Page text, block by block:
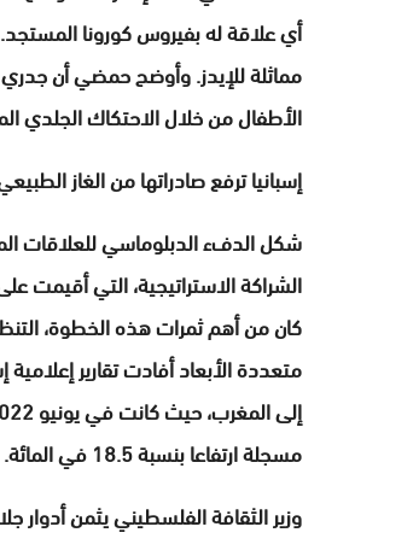
أي علاقة له بفيروس كورونا
مماثلة للإيدز. وأوضح حمضي أن جدري
الأطفال من خلال الاحتكاك
إسبانيا ترفع صادراتها من الغاز الطبيعي إلى المملكة
شكل الدفء الدبلوماسي للعلاقات
الشراكة الاستراتيجية، التي أقيمت
متعددة الأبعاد أفادت تقارير
مسجلة ارتفاعا بنسبة 18.5 في المائة.
وزير الثقافة الفلسطيني يثمن أدوار